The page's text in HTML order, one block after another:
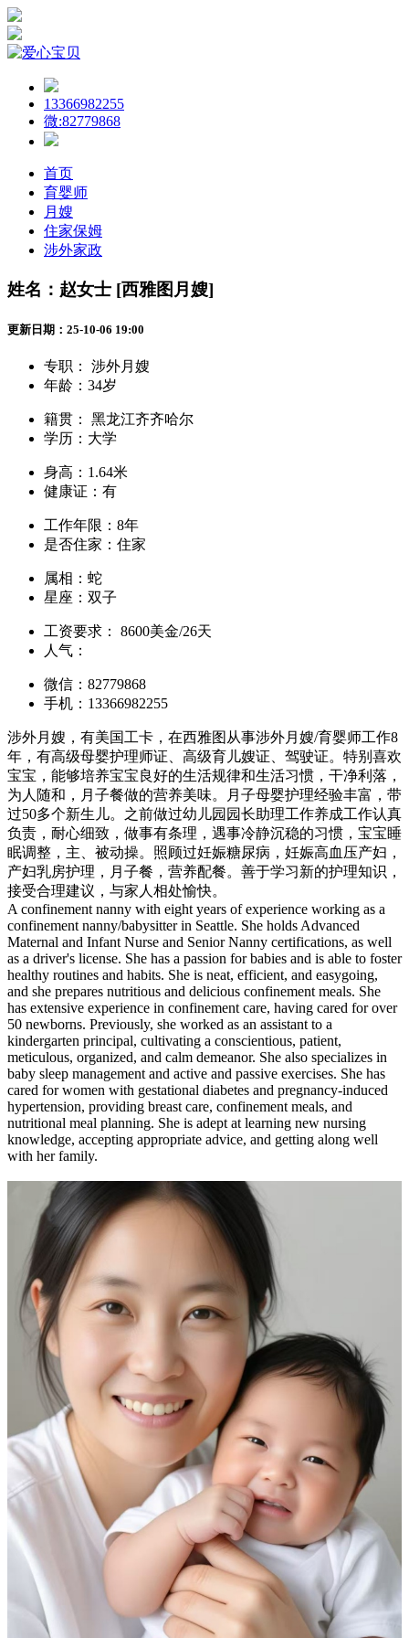
13366982255
微:82779868
首页
育婴师
月嫂
住家保姆
涉外家政
姓名：赵女士 [西雅图月嫂]
更新日期：25-10-06 19:00
专职：
涉外月嫂
年龄： 34岁
籍贯：
黑龙江齐齐哈尔
学历： 大学
身高： 1.64米
健康证： 有
工作年限： 8年
是否住家： 住家
属相： 蛇
星座： 双子
工资要求：
8600美金/26天
人气：
微信： 82779868
手机： 13366982255
涉外月嫂，有美国工卡，在西雅图从事涉外月嫂/育婴师工作8
年，有高级母婴护理师证、高级育儿嫂证、驾驶证。特别喜欢
宝宝，能够培养宝宝良好的生活规律和生活习惯，干净利落，
为人随和，月子餐做的营养美味。月子母婴护理经验丰富，带
过50多个新生儿。之前做过幼儿园园长助理工作养成工作认真
负责，耐心细致，做事有条理，遇事冷静沉稳的习惯，宝宝睡
眠调整，主、被动操。照顾过妊娠糖尿病，妊娠高血压产妇，
产妇乳房护理，月子餐，营养配餐。善于学习新的护理知识，
接受合理建议，与家人相处愉快。
A confinement nanny with eight years of experience working as a
confinement nanny/babysitter in Seattle. She holds Advanced
Maternal and Infant Nurse and Senior Nanny certifications, as well
as a driver's license. She has a passion for babies and is able to foster
healthy routines and habits. She is neat, efficient, and easygoing,
and she prepares nutritious and delicious confinement meals. She
has extensive experience in confinement care, having cared for over
50 newborns. Previously, she worked as an assistant to a
kindergarten principal, cultivating a conscientious, patient,
meticulous, organized, and calm demeanor. She also specializes in
baby sleep management and active and passive exercises. She has
cared for women with gestational diabetes and pregnancy-induced
hypertension, providing breast care, confinement meals, and
nutritional meal planning. She is adept at learning new nursing
knowledge, accepting appropriate advice, and getting along well
with her family.